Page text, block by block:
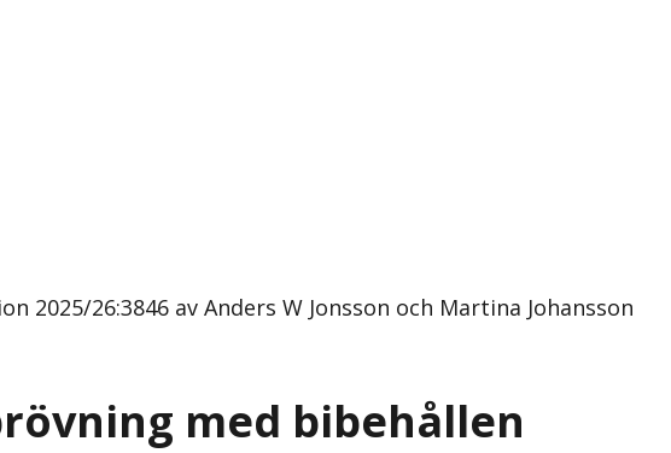
26:3846 av Anders W Jonsson och Martina Johansson
med bibehållen